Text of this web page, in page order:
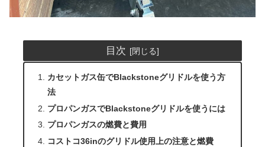
目次
カセットガス缶でBlackstoneグリドルを使う方
法
プロパンガスでBlackstoneグリドルを使うには
プロパンガスの燃費と費用
コストコ36inのグリドル使用上の注意と燃費